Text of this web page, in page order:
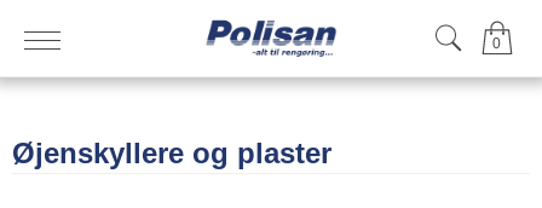
0
Øjenskyllere og plaster